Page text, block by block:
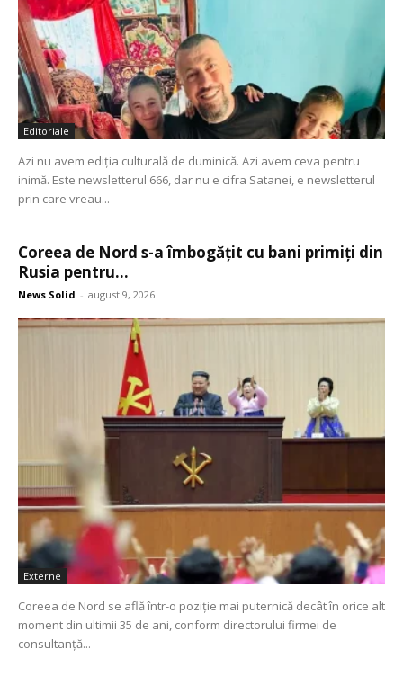
Editoriale
Azi nu avem ediția culturală de duminică. Azi avem ceva pentru
inimă. Este newsletterul 666, dar nu e cifra Satanei, e newsletterul
prin care vreau...
Coreea de Nord s-a îmbogățit cu bani primiți din
Rusia pentru...
News Solid - august 9, 2026
Externe
Coreea de Nord se află într-o poziție mai puternică decât în orice alt
moment din ultimii 35 de ani, conform directorului firmei de
consultanță...